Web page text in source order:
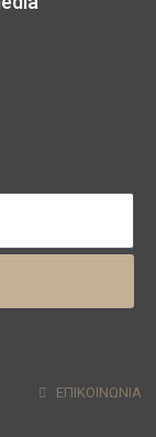
ΕΠΙΚΟΙΝΩΝΙΑ